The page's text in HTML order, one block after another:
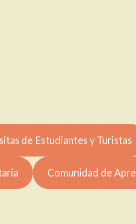
de Estudiantes y Turistas
Comunidad de